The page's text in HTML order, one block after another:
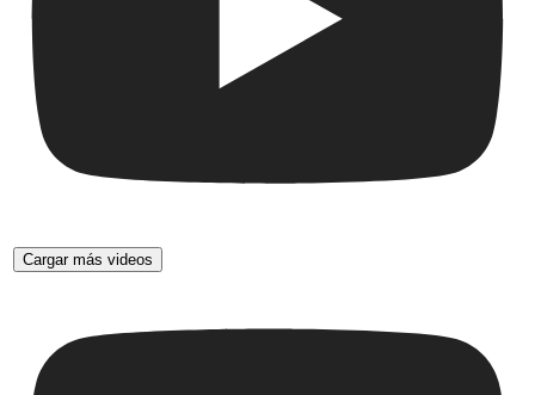
Cargar más videos